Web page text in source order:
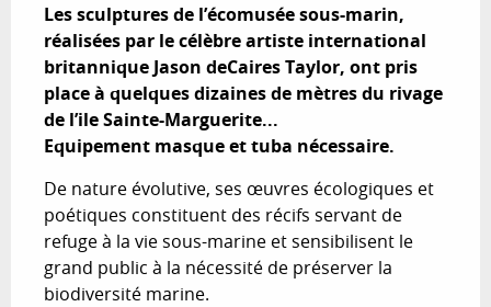
Les sculptures de l’écomusée sous-marin,
réalisées par le célèbre artiste international
britannique Jason deCaires Taylor, ont pris
place à quelques dizaines de mètres du rivage
de l’ile Sainte-Marguerite...
Equipement masque et tuba nécessaire.
De nature évolutive, ses œuvres écologiques et
poétiques constituent des récifs servant de
refuge à la vie sous-marine et sensibilisent le
grand public à la nécessité de préserver la
biodiversité marine.